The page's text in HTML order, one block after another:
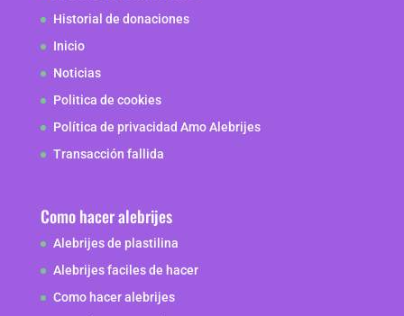
Historial de donaciones
Inicio
Noticias
Politica de cookies
Política de privacidad Amo Alebrijes
Transacción fallida
Como hacer alebrijes
Alebrijes de plastilina
Alebrijes faciles de hacer
Como hacer alebrijes